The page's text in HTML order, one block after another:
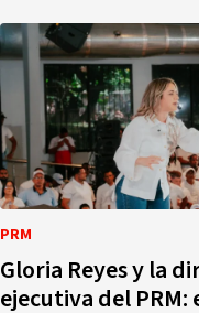
PRM
Gloria Reyes y la
ejecutiva del PRM: